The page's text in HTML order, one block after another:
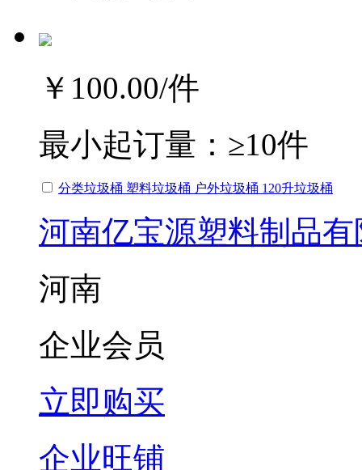
￥100.00/件
最小起订量： ≥10件
分类垃圾桶 塑料垃圾桶 户外垃圾桶 120升垃圾桶
河南亿宝源塑料制品
河南
企业会员
立即购买
企业旺铺